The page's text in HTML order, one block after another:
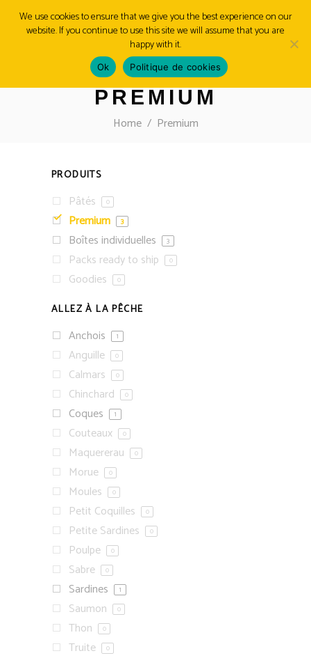
MENU
PREMIUM
Home/ Premium
PRODUITS
Pâtés 0
Premium 3
Boîtes individuelles 3
Packs ready to ship 0
Goodies 0
ALLEZ À LA PÊCHE
Anchois 1
Anguille 0
Calmars 0
Chinchard 0
Coques 1
Couteaux 0
Maquererau 0
Morue 0
Moules 0
Petit Coquilles 0
Petite Sardines 0
Poulpe 0
Sabre 0
Sardines 1
Saumon 0
Thon 0
Truite 0
We use cookies to ensure that we give you the best experience on our
website. If you continue to use this site we will assume that you are
happy with it.
Ok Politique de cookies